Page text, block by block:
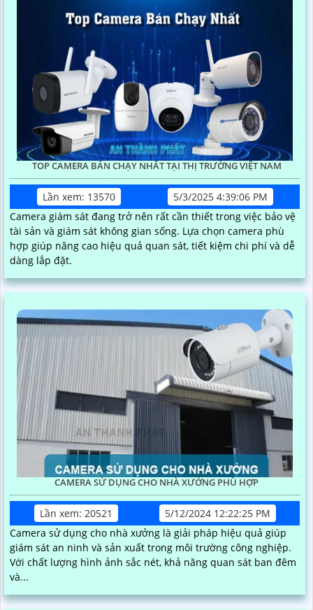
TOP CAMERA BÁN CHẠY NHẤT TẠI THỊ TRƯỜNG VIỆT NAM
Lần xem: 13570
5/3/2025 4:39:06 PM
Camera giám sát đang trở nên rất cần thiết trong việc bảo vệ
tài sản và giám sát không gian sống. Lựa chọn camera phù
hợp giúp nâng cao hiệu quả quan sát, tiết kiệm chi phí và dễ
dàng lắp đặt.
CAMERA SỬ DỤNG CHO NHÀ XƯỞNG PHÙ HỢP
Lần xem: 20521
5/12/2024 12:22:25 PM
Camera sử dụng cho nhà xưởng là giải pháp hiệu quả giúp
giám sát an ninh và sản xuất trong môi trường công nghiệp.
Với chất lượng hình ảnh sắc nét, khả năng quan sát ban đêm
và...